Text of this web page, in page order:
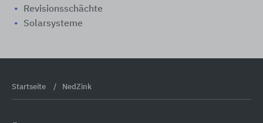
Revisionsschächte
Solarsysteme
Startseite NedZink